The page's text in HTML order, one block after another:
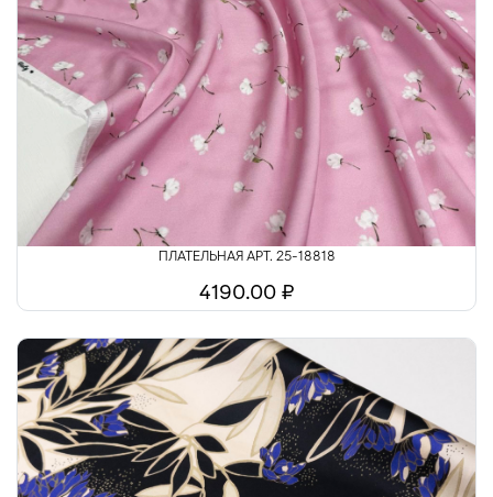
ПЛАТЕЛЬНАЯ АРТ. 25-18818
4190.00 ₽